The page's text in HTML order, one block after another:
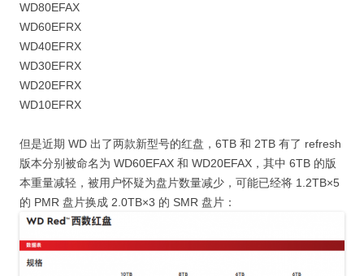
WD80EFAX
WD60EFRX
WD40EFRX
WD30EFRX
WD20EFRX
WD10EFRX
但是近期 WD 出了两款新型号的红盘，6TB 和 2TB 有了 refresh
版本分别被命名为 WD60EFAX 和 WD20EFAX，其中 6TB 的版
本重量减轻，被用户怀疑为盘片数量减少，可能已经将 1.2TB×5
的 PMR 盘片换成 2.0TB×3 的 SMR 盘片：